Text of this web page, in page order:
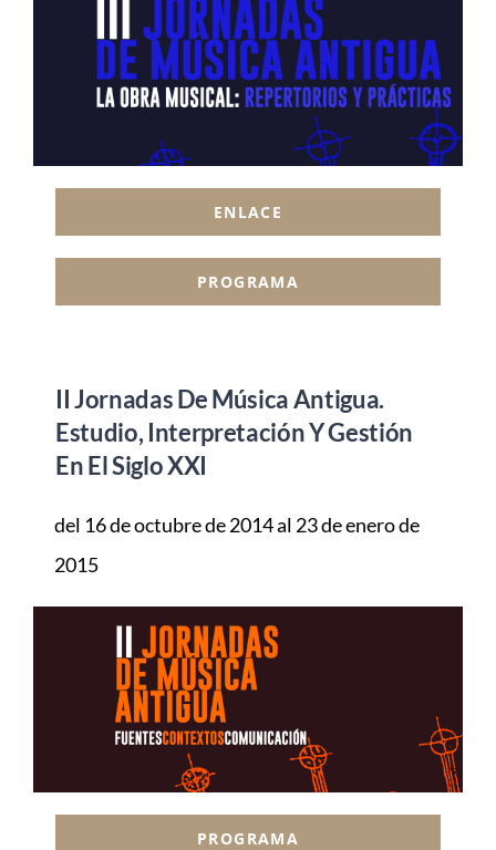
ENLACE
PROGRAMA
II Jornadas De Música Antigua.
Estudio, Interpretación Y Gestión
En El Siglo XXI
del 16 de octubre de 2014 al 23 de enero de
2015
PROGRAMA